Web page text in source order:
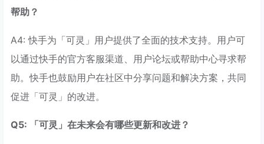
帮助？
A4: 快手为「可灵」用户提供了全面的技术支持。用户可
以通过快手的官方客服渠道、用户论坛或帮助中心寻求帮
助。快手也鼓励用户在社区中分享问题和解决方案，共同
促进「可灵」的改进。
Q5: 「可灵」在未来会有哪些更新和改进？